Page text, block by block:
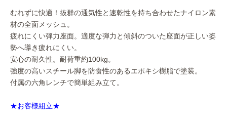
むれずに快適！抜群の通気性と速乾性を持ち合わせたナイロン素
材の全面メッシュ。
疲れにくい弾力座面。適度な弾力と傾斜のついた座面が正しい姿
勢へ導き疲れにくい。
安心の耐久性。耐荷重約100kg。
強度の高いスチール脚を防食性のあるエポキシ樹脂で塗装。
付属の六角レンチで簡単組み立て。
★お客様組立★